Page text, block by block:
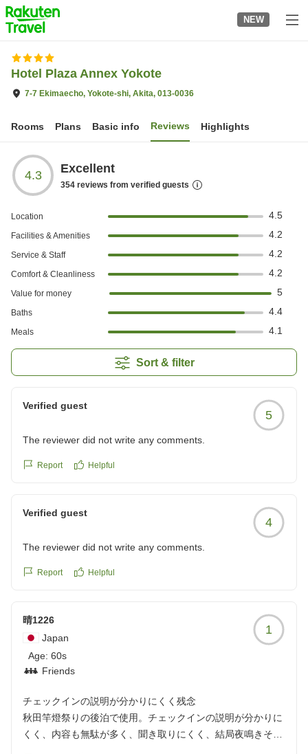
to
top
page
NEW
Hotel Plaza Annex Yokote
7-7 Ekimaecho, Yokote-shi, Akita, 013-0036
Rooms Plans Basic info Reviews Highlights
4.3 Excellent
354 reviews from verified guests
Location 4.5
Facilities & Amenities 4.2
Service & Staff 4.2
Comfort & Cleanliness 4.2
Value for money 5
Baths 4.4
Meals 4.1
Sort & filter
Verified guest
5
The reviewer did not write any comments.
Report Helpful
Verified guest
4
The reviewer did not write any comments.
Report Helpful
晴1226
Japan
Age: 60s
Friends
1
チェックインの説明が分かりにくく残念
秋田竿燈祭りの後泊で使用。チェックインの説明が分かりに
くく、内容も無駄が多く、聞き取りにくく、結局夜鳴きそば